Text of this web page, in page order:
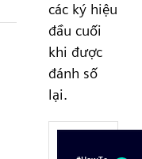
các ký hiệu
đầu cuối
khi được
đánh số
lại.